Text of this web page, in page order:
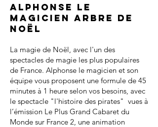
Alphonse le
magicien arbre de
noël
La magie de Noël, avec l'un des
spectacles de magie les plus populaires
de France. Alphonse le magicien et son
équipe vous proposent une formule de 45
minutes à 1 heure selon vos besoins, avec
le spectacle "l'histoire des pirates" vues à
l’émission Le Plus Grand Cabaret du
Monde sur France 2, une animation